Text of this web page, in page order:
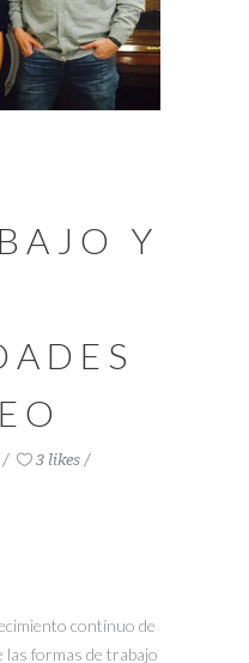
Y
3 likes
contínuo de
las formas de trabajo